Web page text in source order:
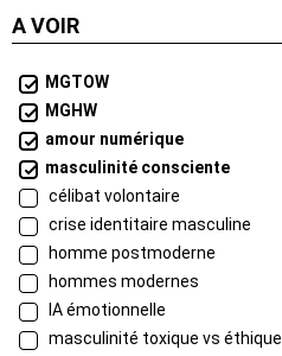
A VOIR
MGTOW
MGHW
amour numérique
masculinité consciente
célibat volontaire
crise identitaire masculine
homme postmoderne
hommes modernes
IA émotionnelle
masculinité toxique vs éthique